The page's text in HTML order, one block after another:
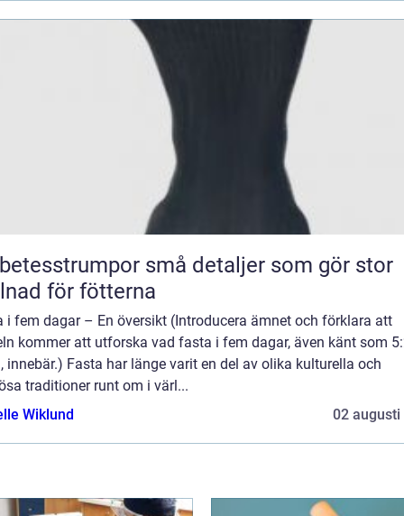
små detaljer som gör stor
för fötterna
i fem dagar – En översikt (Introducera ämnet och förklara att
kommer att utforska vad fasta i fem dagar, även känt som
innebär.) Fasta har länge varit en del av olika kulturella och
traditioner runt om i värl...
Wiklund
02 augusti